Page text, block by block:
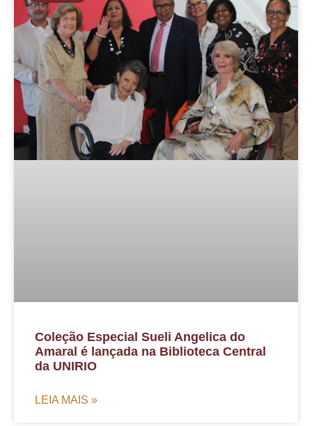
Coleção Especial Sueli Angelica do
Amaral é lançada na Biblioteca Central
da UNIRIO
LEIA MAIS »